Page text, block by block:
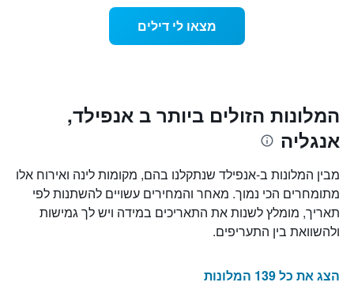
המחיר
הממוצע
של
במהלך
סוף
השבוע
זה
שנמצא
האחרונים
X
המציגים
את
הימים
שנותרו
עד
למועד
השהות
כולל
מצאו לי דילים
המלונות הזולים ביותר ב אנפילד,
אנגליה
מבין המלונות ב-אנפילד שנתקלנו בהם, מקומות לינה ואירוח אלו
מתומחרים הכי נמוך. מאחר והמחירים עשויים להשתנות לפי
תאריך, מומלץ לשנות את התאריכים במידה ויש לך גמישות
ולהשוואת בין התעריפים.
הצג את כל 139 המלונות